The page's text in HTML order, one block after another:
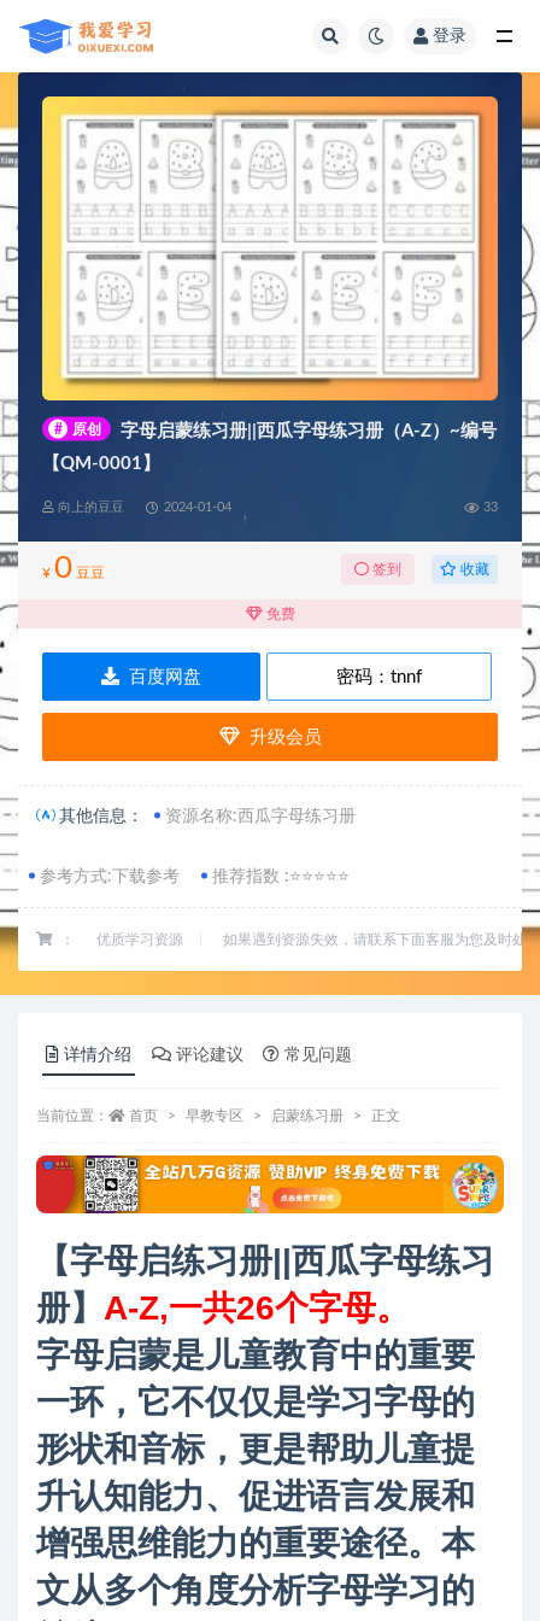
登录
# 原创
字母启蒙练习册||西瓜字母练习册（A-Z）~编号
【QM-0001】
向上的豆豆 2024-01-04 33
¥ 0 豆豆 签到 收藏
免费
百度网盘 密码：tnnf
升级会员
其他信息： 资源名称:西瓜字母练习册
参考方式:下载参考 推荐指数 :⭐⭐⭐⭐⭐
： 优质学习资源 如果遇到资源失效，请联系下面客服为您及时处理
详情介绍 评论建议 常见问题
当前位置： 首页 早教专区 启蒙练习册 正文
【字母启练习册||西瓜字母练习
册】 A-Z,一共26个字母。
字母启蒙是儿童教育中的重要
一环，它不仅仅是学习字母的
形状和音标，更是帮助儿童提
升认知能力、促进语言发展和
增强思维能力的重要途径。本
文从多个角度分析字母学习的